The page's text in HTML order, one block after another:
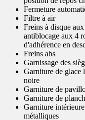
Fermeture
Filtre à air
Freins à disque
antiblocage aux 4
d'adhérence en
Freins abs
Garnissage des
Garniture de glace
noire
Garniture de
Garniture de
Garniture
métalliques